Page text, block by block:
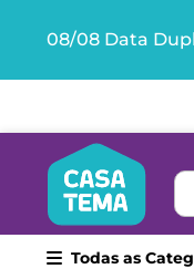
08/08 Data
Todas as
Termos mais
guarda roupa
bicama
aria
escrivaninha